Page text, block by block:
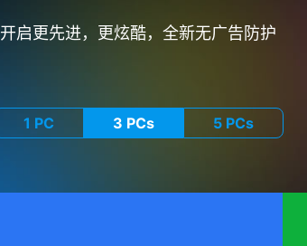
开启更先进，更炫酷，全新无广告防护
1 PC 3 PCs 5 PCs